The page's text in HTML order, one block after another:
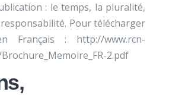
: le temps, la pluralité,
Pour télécharger
Français : http://www.rcn-
2.pdf